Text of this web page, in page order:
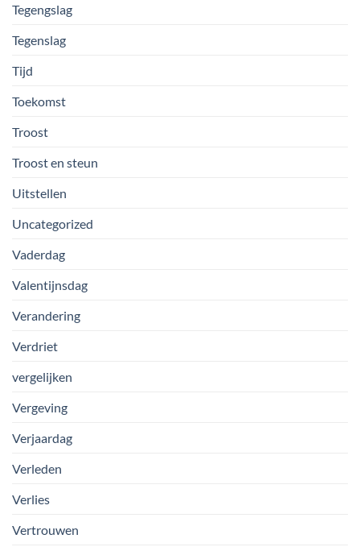
Tegengslag
Tegenslag
Tijd
Toekomst
Troost
Troost en steun
Uitstellen
Uncategorized
Vaderdag
Valentijnsdag
Verandering
Verdriet
vergelijken
Vergeving
Verjaardag
Verleden
Verlies
Vertrouwen